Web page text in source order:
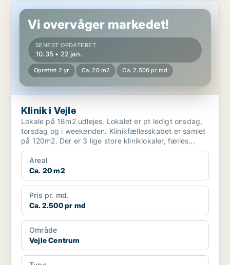
Klinik i Vejle
Vi overvåger markedet!
SENEST OPDATERET
10.35 • 22 jan.
Oprettet 2 yr Ca. 20 m2 Ca. 2.500 pr md
Klinik i Vejle
Lokale på 18m2 udlejes. Lokalet er pt ledigt onsdag,
torsdag og i weekenden. Klinikfællesskabet er samlet
på 120m2. Der er 3 lige store kliniklokaler, fælles...
Areal
Ca. 20 m2
Pris pr. md.
Ca. 2.500 pr md
Område
Vejle Centrum